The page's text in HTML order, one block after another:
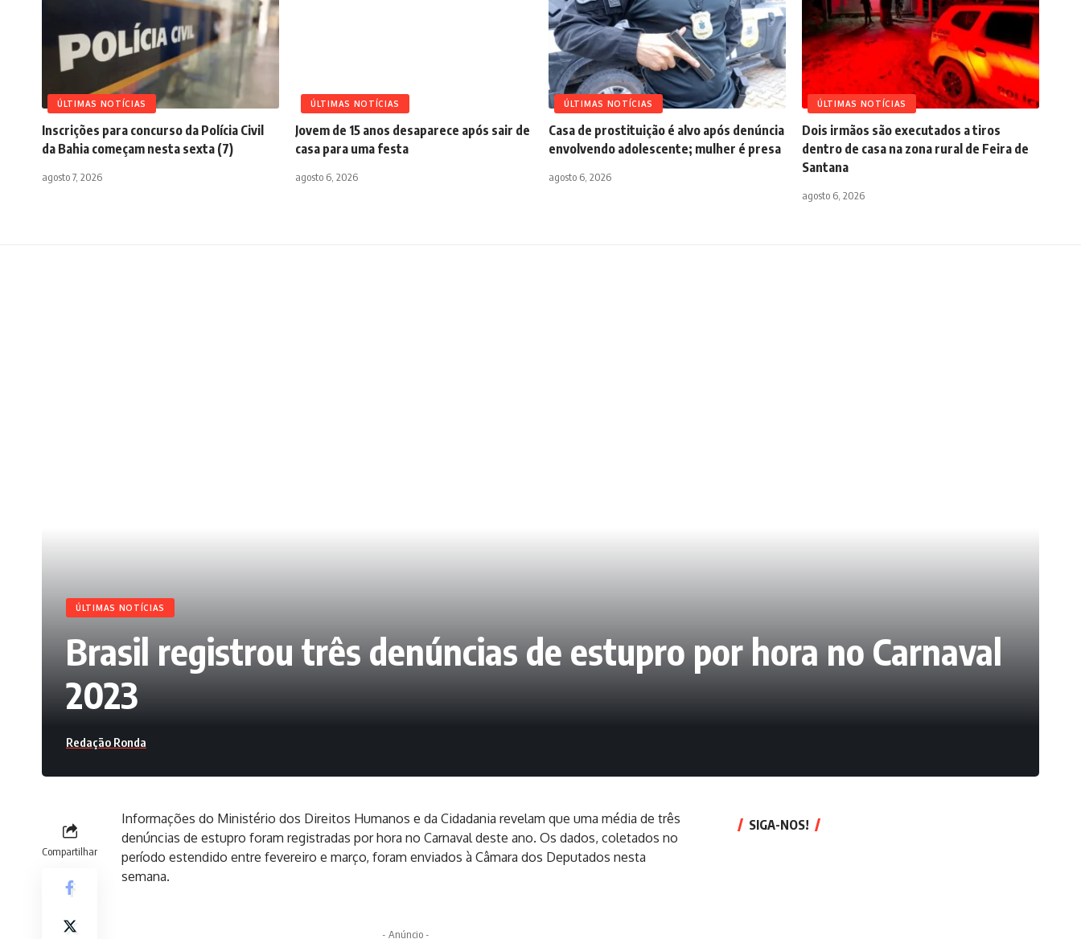
ÚLTIMAS NOTÍCIAS
Inscrições para concurso da Polícia Civil
da Bahia começam nesta sexta (7)
agosto 7, 2026
ÚLTIMAS NOTÍCIAS
Jovem de 15 anos desaparece após sair de
casa para uma festa
agosto 6, 2026
ÚLTIMAS NOTÍCIAS
Casa de prostituição é alvo após denúncia
envolvendo adolescente; mulher é presa
agosto 6, 2026
ÚLTIMAS NOTÍCIAS
Dois irmãos são executados a tiros
dentro de casa na zona rural de Feira de
Santana
agosto 6, 2026
ÚLTIMAS NOTÍCIAS
Brasil registrou três denúncias de estupro por hora no Carnaval
2023
Redação Ronda
Compartilhar
Informações do Ministério dos Direitos Humanos e da Cidadania revelam que uma média de três
denúncias de estupro foram registradas por hora no Carnaval deste ano. Os dados, coletados no
período estendido entre fevereiro e março, foram enviados à Câmara dos Deputados nesta
semana.
- Anúncio -
SIGA-NOS!